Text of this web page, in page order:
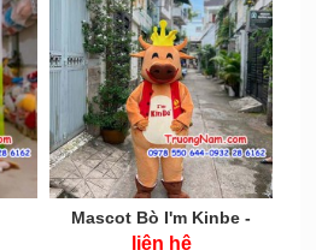
Mascot Bò I'm Kinbe -
MCTB031
liên hệ